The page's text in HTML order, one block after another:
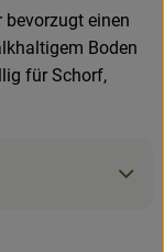
bevorzugt einen
Boden
für Schorf,